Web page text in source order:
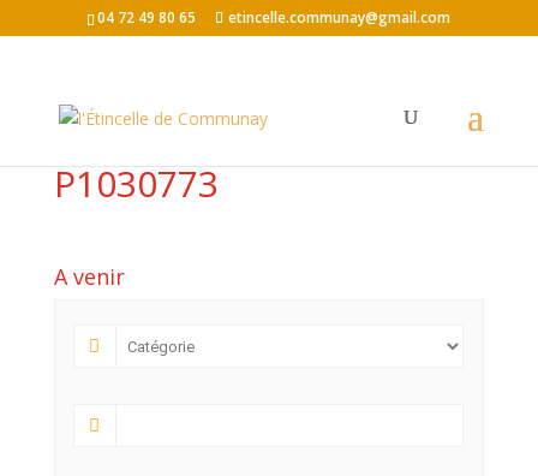
04 72 49 80 65 etincelle.communay@gmail.com
P1030773
A venir